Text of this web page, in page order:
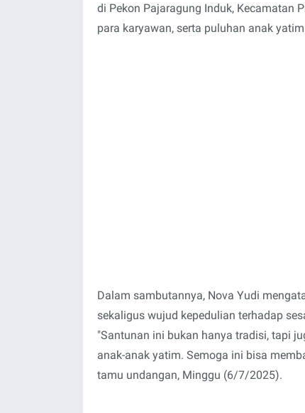
di Pekon Pajaragung Induk, Kecamatan
para karyawan, serta puluhan anak
Dalam sambutannya, Nova Yudi
sekaligus wujud kepedulian terhadap
"Santunan ini bukan hanya tradisi, tapi
anak-anak yatim. Semoga ini bisa
tamu undangan, Minggu (6/7/2025).